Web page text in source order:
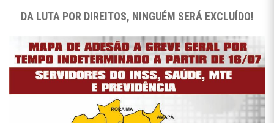
DA LUTA POR DIREITOS, NINGUÉM SERÁ EXCLUÍDO!